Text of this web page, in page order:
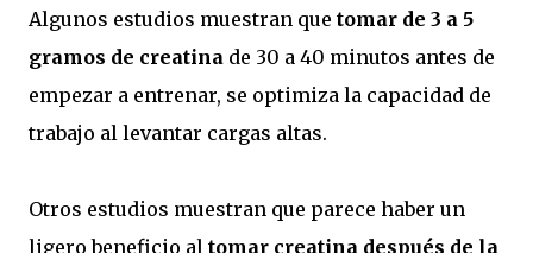
Algunos estudios muestran que tomar de 3 a 5
gramos de creatina de 30 a 40 minutos antes de
empezar a entrenar, se optimiza la capacidad de
trabajo al levantar cargas altas.
Otros estudios muestran que parece haber un
ligero beneficio al tomar creatina después de la